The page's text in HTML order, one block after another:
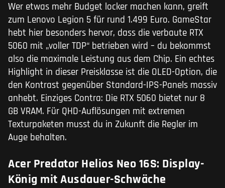
Wer etwas mehr Budget locker machen kann, greift
zum Lenovo Legion 5 für rund 1.499 Euro. GameStar
hebt hier besonders hervor, dass die verbaute RTX
5060 mit „voller TDP“ betrieben wird – du bekommst
also die maximale Leistung aus dem Chip. Ein echtes
Highlight in dieser Preisklasse ist die OLED-Option, die
den Kontrast gegenüber Standard-IPS-Panels massiv
anhebt. Einziges Contra: Die RTX 5060 bietet nur 8
GB VRAM. Für QHD-Auflösungen mit extremen
Texturpaketen musst du in Zukunft die Regler im
Auge behalten.
Acer Predator Helios Neo 16S: Display-
König mit Ausdauer-Schwäche